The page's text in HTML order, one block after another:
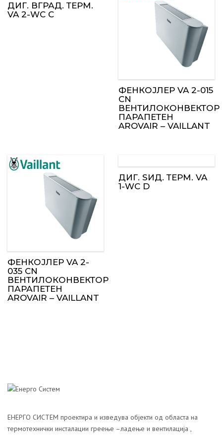
ДИГ. ВГРАД. ТЕРМ.
VA 2-WC C
ФЕНКОЈЛЕР VA 2-015
CN
ВЕНТИЛОКОНВЕКТОР
ПАРАПЕТЕН
AROVAIR – VAILLANT
ФЕНКОЈЛЕР VA 2-
035 CN
ВЕНТИЛОКОНВЕКТОР
ПАРАПЕТЕН
AROVAIR – VAILLANT
ДИГ. ЅИД. ТЕРМ. VA
1-WC D
ЕНЕРГО СИСТЕМ проектира и изведува објекти од областа на
термотехнички инсталации греење –ладење и вентилација ,